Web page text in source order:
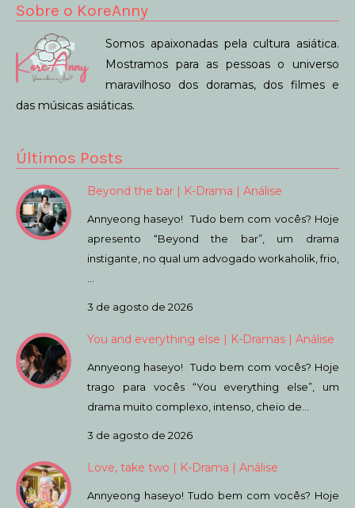
Sobre o KoreAnny
Somos apaixonadas pela cultura asiática.
Mostramos para as pessoas o universo
maravilhoso dos doramas, dos filmes e
das músicas asiáticas.
Últimos Posts
Beyond the bar | K-Drama | Análise
Annyeong haseyo! Tudo bem com vocês? Hoje
apresento “Beyond the bar”, um drama
instigante, no qual um advogado workaholik, frio,
…
3 de agosto de 2026
You and everything else | K-Dramas | Análise
Annyeong haseyo! Tudo bem com vocês? Hoje
trago para vocês “You everything else”, um
drama muito complexo, intenso, cheio de…
3 de agosto de 2026
Love, take two | K-Drama | Análise
Annyeong haseyo! Tudo bem com vocês? Hoje